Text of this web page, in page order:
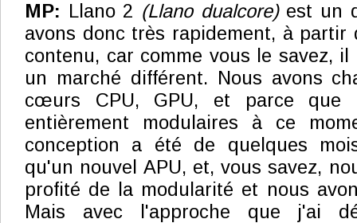
MP: Llano 2 (Llano dualcore)est un
avons donc très rapidement, à partir
contenu, car comme vous le savez,
un marché différent. Nous avons
cœurs CPU, GPU, et parce que
entièrement modulaires à ce
conception a été de quelques
qu'un nouvel APU, et, vous savez,
profité de la modularité et nous
Mais avec l'approche que j'ai